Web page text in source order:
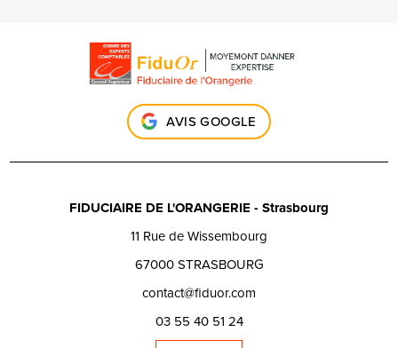
AVIS GOOGLE
FIDUCIAIRE DE L'ORANGERIE - Strasbourg
11 Rue de Wissembourg
67000 STRASBOURG
contact@fiduor.com
03 55 40 51 24